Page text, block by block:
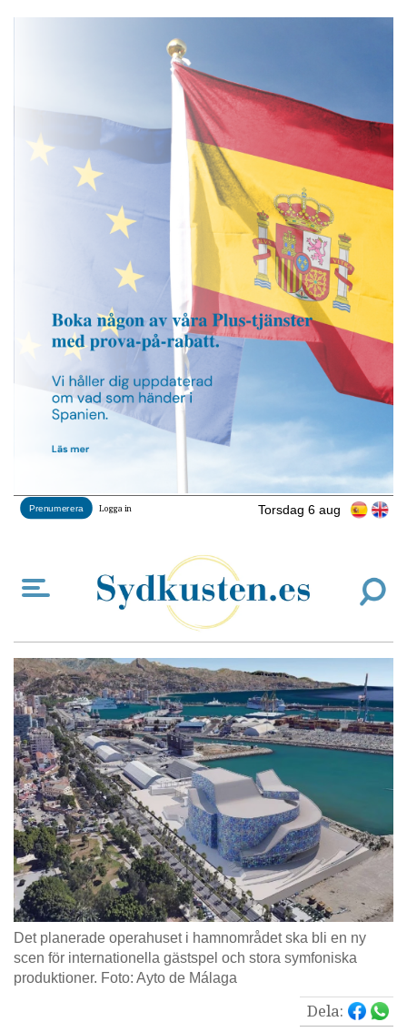
Torsdag 6 aug
Prenumerera Logga in
Det planerade operahuset i hamnområdet ska bli en ny
scen för internationella gästspel och stora symfoniska
produktioner. Foto: Ayto de Málaga
Dela: